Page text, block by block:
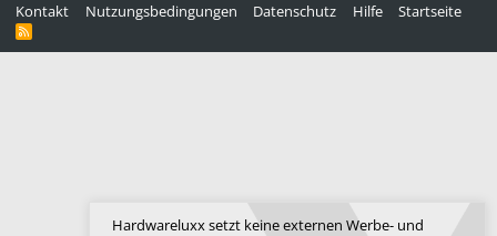
Kontakt
Nutzungsbedingungen Datenschutz Hilfe Startseite
R
Hardwareluxx setzt keine externen Werbe- und